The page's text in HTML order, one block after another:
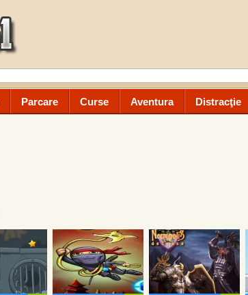
Parcare Curse Aventura Distracţie